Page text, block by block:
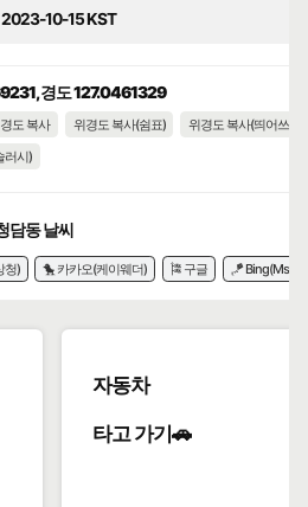
2023-10-15 KST
경도 127.0461329
경도 복사 위경도 복사(쉼표)
위경도 복사(띄어쓰기)
러시)
담동 날씨
청) 🐤 카카오(케이웨더) 🎏 구글 🪁 Bing(Msn)
자동차
타고 가기🚗